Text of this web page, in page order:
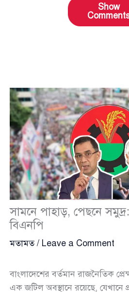
Show
সামনে পাহাড়, পেছনে
বিএনপি
মতামত/ Leave a Comment
বাংলাদেশের বর্তমান রাজনৈতিক
এক জটিল অবস্থানে রয়েছে, যেখানে